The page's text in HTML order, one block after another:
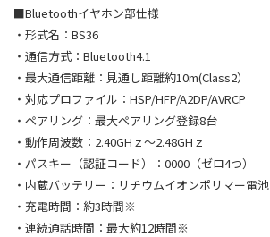
■Bluetoothイヤホン部仕様
・形式名：BS36
・通信方式：Bluetooth4.1
・最大通信距離：見通し距離約10m(Class2）
・対応プロファイル：HSP/HFP/A2DP/AVRCP
・ペアリング：最大ペアリング登録8台
・動作周波数：2.40GHｚ〜2.48GHｚ
・パスキー（認証コード）：0000（ゼロ4つ）
・内蔵バッテリー：リチウムイオンポリマー電池
・充電時間：約3時間※
・連続通話時間：最大約12時間※